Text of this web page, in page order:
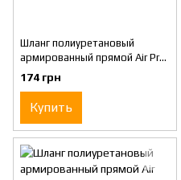
Шланг полиуретановый
армированный прямой Air Pro
UNA1318 (13х18 мм)
174 грн
Купить